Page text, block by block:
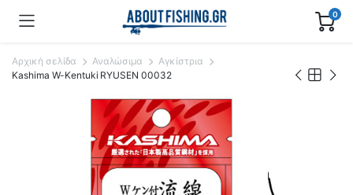
0
Αρχική σελίδα Αναλώσιμα
Αγκίστρια
Kashima W-Kentuki RYUSEN 00032